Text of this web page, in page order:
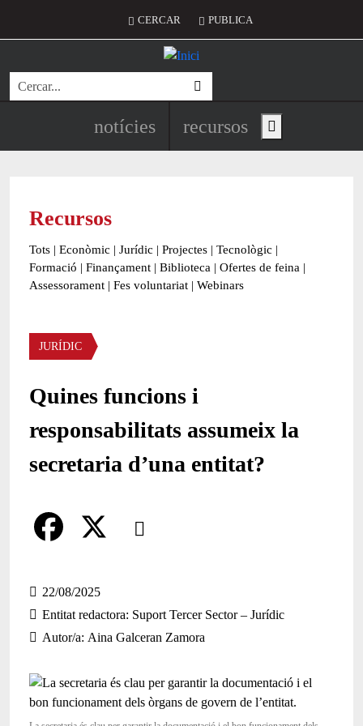
Menú del compte d'usuari
CERCAR PUBLICA
Cerca
Navegació principal de
notícies recursos Show main menu
Recursos
Tots | Econòmic | Jurídic | Projectes | Tecnològic |
Formació | Finançament | Biblioteca | Ofertes de feina |
Assessorament | Fes voluntariat | Webinars
Àmbit
JURÍDIC
Quines funcions i
responsabilitats assumeix la
secretaria d’una entitat?
Comparteix
a
c
b
o
22/08/2025
Entitat redactora Suport Tercer Sector – Jurídic
Autor/a Aina Galceran Zamora